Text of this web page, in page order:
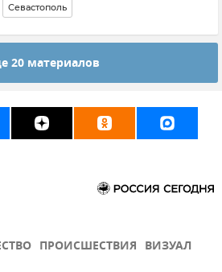
Севастополь
20 материалов
ПРОИСШЕСТВИЯ ВИЗУАЛ